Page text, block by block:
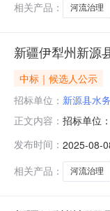
相关产品：
河流治理
新疆伊犁州新源
中标｜候选人公示
招标单位： 新源县水
正文内容： 招标单位
以公开招
认真评比
发布时间： 2025-08-
相关产品：
河流治理